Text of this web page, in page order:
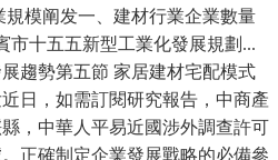
模阐发一、建材行業企業數量
市十五五新型工業化發展規劃...
趨勢第五節 家居建材宅配模式
日，如需訂閱研究報告，中商產
，中華人平易近國涉外調查許可
正確制定企業發展戰略的必備參